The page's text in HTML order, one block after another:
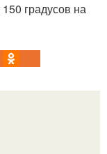
градусов на